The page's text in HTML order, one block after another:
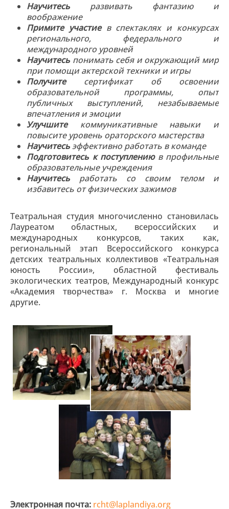
Научитесь развивать фантазию и
воображение
Примите участиев спектаклях и конкурсах
регионального, федерального и
международного уровней
Научитесь понимать себя и окружающий мир
при помощи актерской техники и игры
Получитесертификат об освоении
образовательной программы, опыт
публичных выступлений, незабываемые
впечатления и эмоции
Улучшитекоммуникативные навыки и
повысите уровень ораторского мастерства
Научитесьэффективно работать в команде
Подготовитесь к поступлениюв профильные
образовательные учреждения
Научитесь работать со своим телом и
избавитесь от физических зажимов
Театральная студия многочисленно становилась
Лауреатом областных, всероссийских и
международных конкурсов, таких как,
региональный этап Всероссийского конкурса
детских театральных коллективов «Театральная
юность России», областной фестиваль
экологических театров, Международный конкурс
«Академия творчества» г. Москва и многие
другие.
Электронная почта: rcht@laplandiya.org